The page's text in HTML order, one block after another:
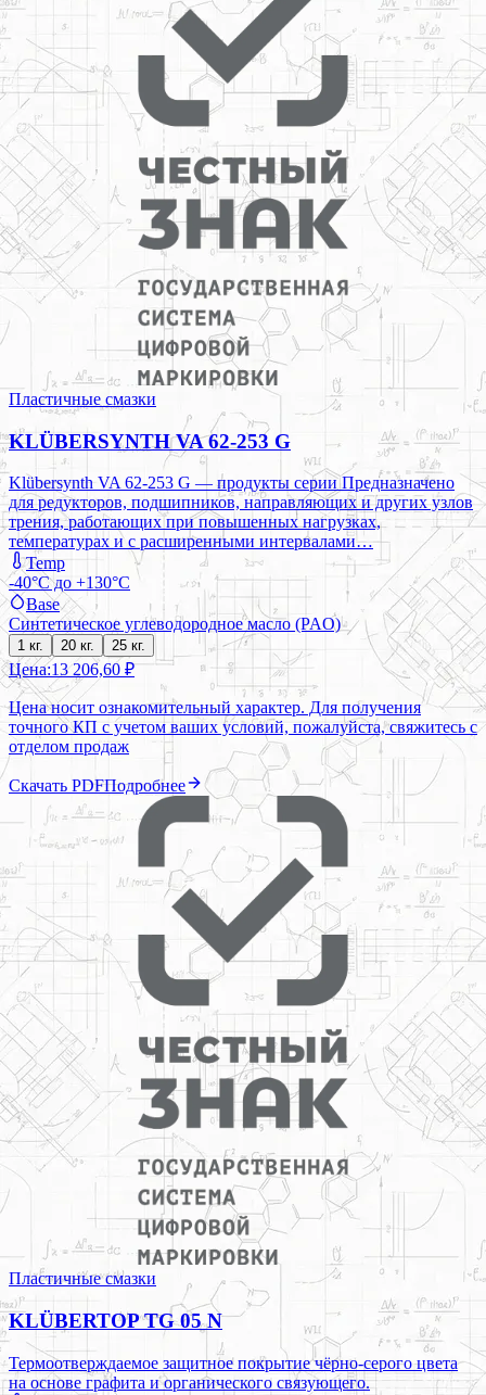
Пластичные смазки
KLÜBERSYNTH VA 62-253 G
Klübersynth VA 62-253 G — продукты серии Предназначено
для редукторов, подшипников, направляющих и других узлов
трения, работающих при повышенных нагрузках,
температурах и с расширенными интервалами…
Temp
-40°C до +130°C
Base
Синтетическое углеводородное масло (PAO)
1 кг. 20 кг. 25 кг.
Цена:13 206,60 ₽
Цена носит ознакомительный характер. Для получения
точного КП с учетом ваших условий, пожалуйста, свяжитесь с
отделом продаж
Скачать PDFПодробнее
Пластичные смазки
KLÜBERTOP TG 05 N
Термоотверждаемое защитное покрытие чёрно-серого цвета
на основе графита и органического связующего.